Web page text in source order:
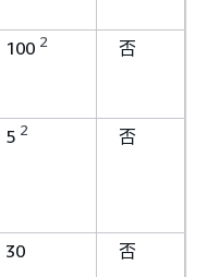
100 2 否
5 2 否
30 否